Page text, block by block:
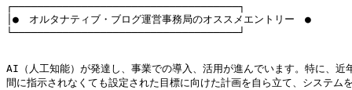
┌────────────────────────────────────┐
│●　オルタナティブ・ブログ運営事務局のオススメエントリ
└────────────────────────────────────┘
AI（人工知能）が発達し、事業での導入、活用が進んでいます。特に、近
間に指示されなくても設定された目標に向けた計画を自ら立て、システム